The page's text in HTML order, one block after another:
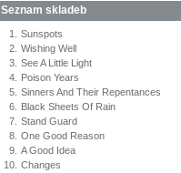
Seznam skladeb
1.
Sunspots
2. Wishing Well
3. See A Little Light
4.
Poison Years
5. Sinners And Their Repentances
6.
Black Sheets Of Rain
7. Stand Guard
8. One Good Reason
9. A Good Idea
10. Changes